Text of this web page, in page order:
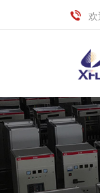
欢